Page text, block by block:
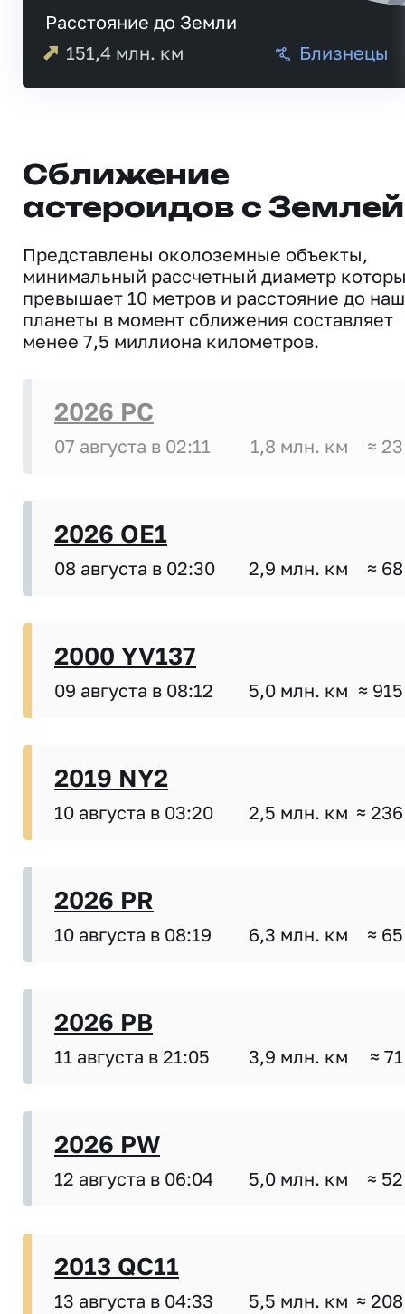
Расстояние до Земли
151,4 млн. км Близнецы
Сближение
астероидов с Землей
Представлены околоземные объекты,
минимальный рассчетный диаметр
превышает 10 метров и расстояние до
планеты в момент сближения составляет
менее 7,5 миллиона километров.
2026 PC
07 августа в 02:11 1,8 млн. км ≈
2026 OE1
08 августа в 02:30 2,9 млн. км ≈
2000 YV137
09 августа в 08:12 5,0 млн. км ≈
2019 NY2
10 августа в 03:20 2,5 млн. км ≈
2026 PR
10 августа в 08:19 6,3 млн. км ≈
2026 PB
11 августа в 21:05 3,9 млн. км ≈
2026 PW
12 августа в 06:04 5,0 млн. км ≈
2013 QC11
13 августа в 04:33 5,5 млн. км ≈